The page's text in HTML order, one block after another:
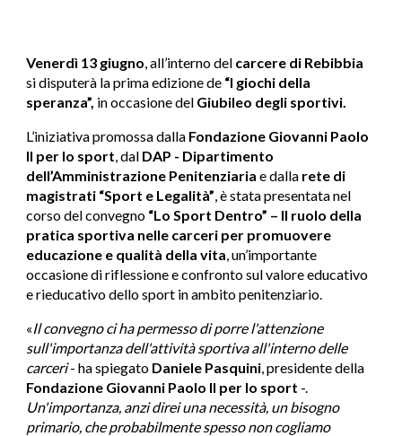
Venerdì 13 giugno, all’interno del carcere di Rebibbia
si disputerà la prima edizione de “I giochi della
speranza”, in occasione del Giubileo degli sportivi.
L’iniziativa promossa dalla Fondazione Giovanni Paolo
II per lo sport, dal DAP - Dipartimento
dell’Amministrazione Penitenziaria e dalla rete di
magistrati “Sport e Legalità”, è stata presentata nel
corso del convegno “Lo Sport Dentro” – Il ruolo della
pratica sportiva nelle carceri per promuovere
educazione e qualità della vita, un’importante
occasione di riflessione e confronto sul valore educativo
e rieducativo dello sport in ambito penitenziario.
«Il convegno ci ha permesso di porre l'attenzione
sull'importanza dell'attività sportiva all'interno delle
carceri- ha spiegato Daniele Pasquini, presidente della
Fondazione Giovanni Paolo II per lo sport -.
Un'importanza, anzi direi una necessità, un bisogno
primario, che probabilmente spesso non cogliamo